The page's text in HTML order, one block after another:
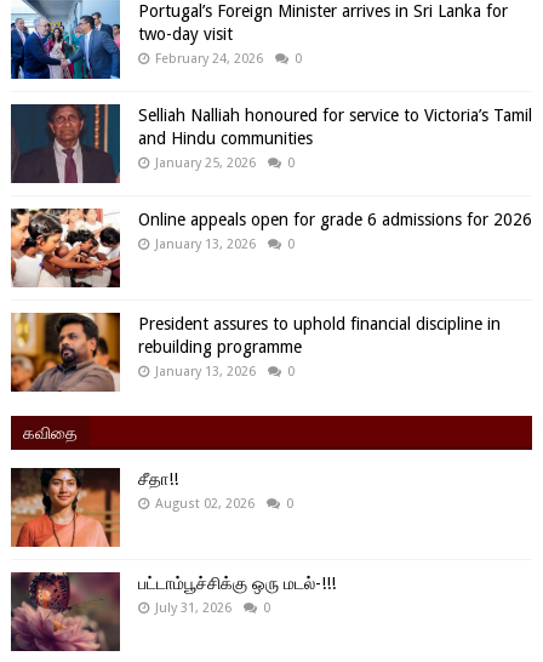
Portugal’s Foreign Minister arrives in Sri Lanka for
two-day visit
February 24, 2026 0
Selliah Nalliah honoured for service to Victoria’s Tamil
and Hindu communities
January 25, 2026 0
Online appeals open for grade 6 admissions for 2026
January 13, 2026 0
President assures to uphold financial discipline in
rebuilding programme
January 13, 2026 0
கவிதை
சீதா!!
August 02, 2026 0
பட்டாம்பூச்சிக்கு ஒரு மடல்-!!!
July 31, 2026 0